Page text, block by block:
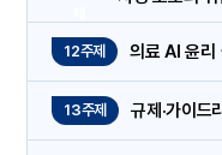
12주제 의료 AI 윤리
13주제 규제·가이드